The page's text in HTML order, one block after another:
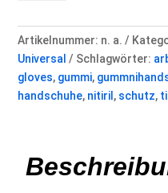
in
Super
Strong.
Menge
Artikelnummer: n. a.
Universal
Schlagwörter:
gloves, gummi,
handschuhe, nitiril , schutz,